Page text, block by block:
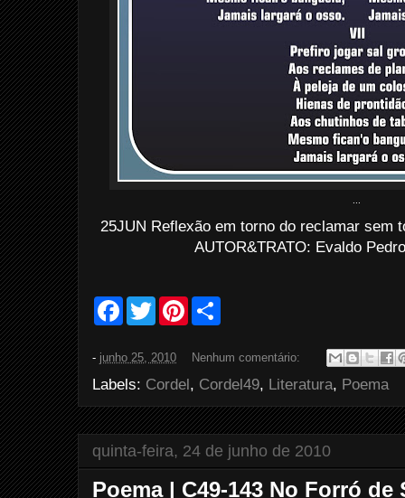
25JUN Reflexão em torno do reclamar sem
AUTOR&TRATO: Evaldo
F
b
o
o
k
T
w
t
r
P
e
r
e
s
t
e
- junho 25, 2010 Nenhum comentário:
Labels: Cordel , Cordel49, Literatura, Poema
quinta-feira, 24 de junho de 2010
Poema | C49-143 No Forró de